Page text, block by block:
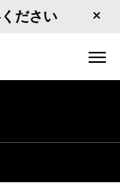
ださい